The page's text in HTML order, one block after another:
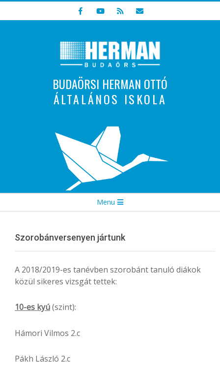
to
BUDAÖRSI HERMAN OTTÓ
ÁLTALÁNOS ISKOLA
Indulunk! Hamarosan újraindul oldalunk!
Menu
Szorobánversenyen jártunk
A 2018/2019-es tanévben szorobánt tanuló diákok
közül sikeres vizsgát tettek:
10-es kyú(szint):
Hámori Vilmos 2.c
Pákh László 2.c